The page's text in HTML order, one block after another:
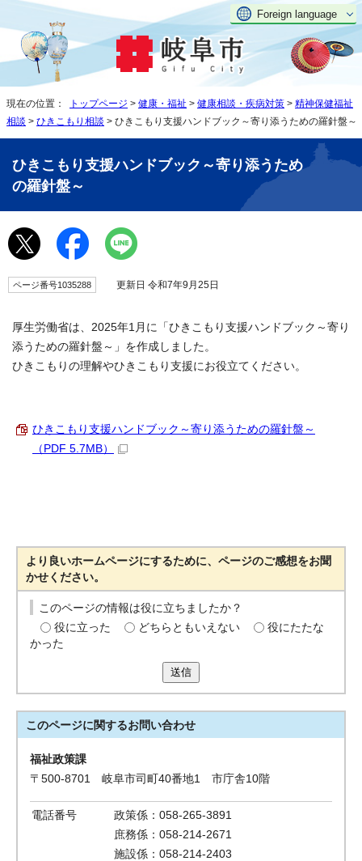
Foreign language
現在の位置： トップページ > 健康・福祉 > 健康相談・疾病対策 > 精神保健福祉
相談 > ひきこもり相談 > ひきこもり支援ハンドブック～寄り添うための羅針盤～
ひきこもり支援ハンドブック～寄り添うため
の羅針盤～
ページ番号1035288 更新日 令和7年9月25日
厚生労働省は、2025年1月に「ひきこもり支援ハンドブック～寄り
添うための羅針盤～」を作成しました。
ひきこもりの理解やひきこもり支援にお役立てください。
ひきこもり支援ハンドブック～寄り添うための羅針盤～
（PDF 5.7MB）
より良いホームページにするために、ページのご感想をお聞
かせください。
このページの情報は役に立ちましたか？
役に立った
どちらともいえない
役にたたな
かった
送信
このページに関するお問い合わせ
福祉政策課
〒500-8701 岐阜市司町40番地1 市庁舎10階
電話番号
政策係：058-265-3891
庶務係：058-214-2671
施設係：058-214-2403